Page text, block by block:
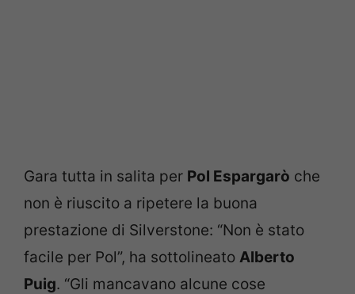
Gara tutta in salita per Pol Espargarò che
non è riuscito a ripetere la buona
prestazione di Silverstone: “Non è stato
facile per Pol”, ha sottolineato Alberto
Puig. “Gli mancavano alcune cose